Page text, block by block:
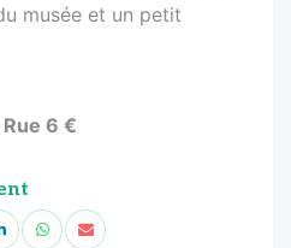
musée et un petit
6 €